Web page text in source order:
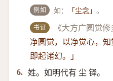
例如 如： 「尘念」。
书证 《大方广圆觉修
净圆觉，以净觉心，知
即起诸幻。」
6. 姓。如明代有 尘 铎。